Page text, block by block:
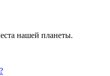
нашей планеты.